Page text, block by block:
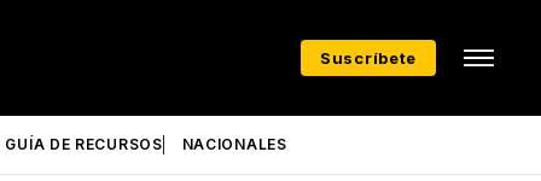
Suscríbete
GUÍA DE RECURSOS NACIONALES